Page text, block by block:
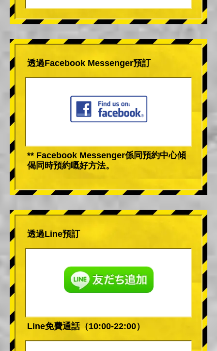
透過Facebook Messenger預訂
** Facebook Messenger係同預約中心傾
偈同時預約嘅好方法。
透過Line預訂
Line免費通話（10:00-22:00）